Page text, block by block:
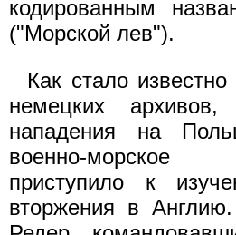
кодированным
("Морской лев").
Как стало
немецких
нападения на
военно-морское
приступило к
вторжения в